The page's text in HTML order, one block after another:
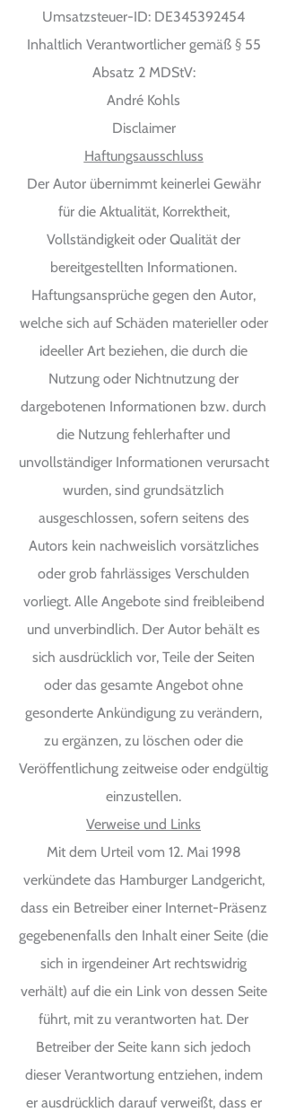
Umsatzsteuer-ID: DE345392454
Inhaltlich Verantwortlicher gemäß § 55
Absatz 2 MDStV:
André Kohls
Disclaimer
Haftungsausschluss
Der Autor übernimmt keinerlei Gewähr
für die Aktualität, Korrektheit,
Vollständigkeit oder Qualität der
bereitgestellten Informationen.
Haftungsansprüche gegen den Autor,
welche sich auf Schäden materieller oder
ideeller Art beziehen, die durch die
Nutzung oder Nichtnutzung der
dargebotenen Informationen bzw. durch
die Nutzung fehlerhafter und
unvollständiger Informationen verursacht
wurden, sind grundsätzlich
ausgeschlossen, sofern seitens des
Autors kein nachweislich vorsätzliches
oder grob fahrlässiges Verschulden
vorliegt. Alle Angebote sind freibleibend
und unverbindlich. Der Autor behält es
sich ausdrücklich vor, Teile der Seiten
oder das gesamte Angebot ohne
gesonderte Ankündigung zu verändern,
zu ergänzen, zu löschen oder die
Veröffentlichung zeitweise oder endgültig
einzustellen.
Verweise und Links
Mit dem Urteil vom 12. Mai 1998
verkündete das Hamburger Landgericht,
dass ein Betreiber einer Internet-Präsenz
gegebenenfalls den Inhalt einer Seite (die
sich in irgendeiner Art rechtswidrig
verhält) auf die ein Link von dessen Seite
führt, mit zu verantworten hat. Der
Betreiber der Seite kann sich jedoch
dieser Verantwortung entziehen, indem
er ausdrücklich darauf verweißt, dass er